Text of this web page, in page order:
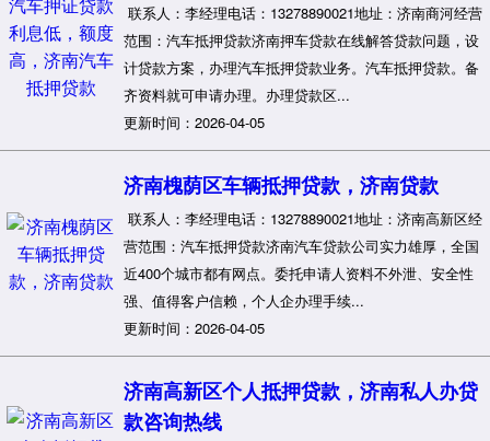
联系人：李经理电话：13278890021地址：济南商河经营
范围：汽车抵押贷款济南押车贷款在线解答贷款问题，设
计贷款方案，办理汽车抵押贷款业务。汽车抵押贷款。备
齐资料就可申请办理。办理贷款区...
更新时间：2026-04-05
济南槐荫区车辆抵押贷款，济南贷款
联系人：李经理电话：13278890021地址：济南高新区经
营范围：汽车抵押贷款济南汽车贷款公司实力雄厚，全国
近400个城市都有网点。委托申请人资料不外泄、安全性
强、值得客户信赖，个人企办理手续...
更新时间：2026-04-05
济南高新区个人抵押贷款，济南私人办贷
款咨询热线